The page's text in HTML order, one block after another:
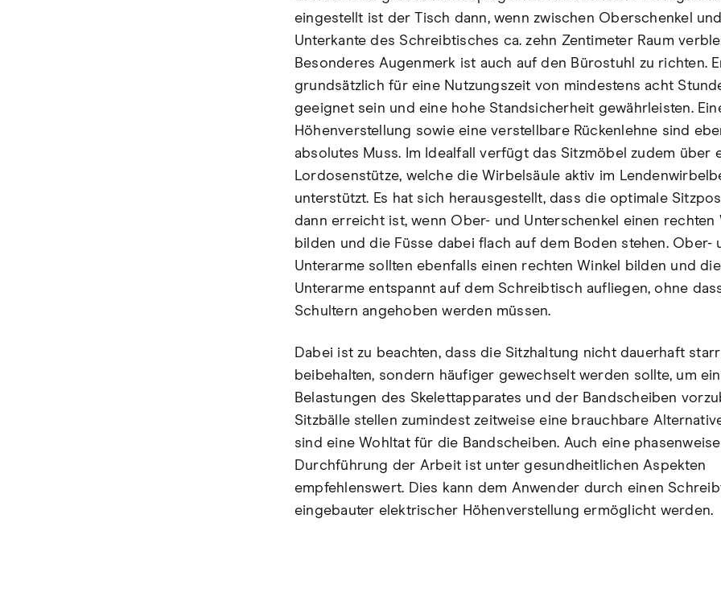
eingestellt ist der Tisch dann, wenn zwischen Oberschenkel und
Unterkante des Schreibtisches ca. zehn Zentimeter Raum
Besonderes Augenmerk ist auch auf den Bürostuhl zu richten.
grundsätzlich für eine Nutzungszeit von mindestens acht
geeignet sein und eine hohe Standsicherheit gewährleisten.
Höhenverstellung sowie eine verstellbare Rückenlehne sind
absolutes Muss. Im Idealfall verfügt das Sitzmöbel zudem über
Lordosenstütze, welche die Wirbelsäule aktiv im
unterstützt. Es hat sich herausgestellt, dass die optimale
dann erreicht ist, wenn Ober- und Unterschenkel einen rechten
bilden und die Füsse dabei flach auf dem Boden stehen. Ober-
Unterarme sollten ebenfalls einen rechten Winkel bilden und die
Unterarme entspannt auf dem Schreibtisch aufliegen, ohne
Schultern angehoben werden müssen.
Dabei ist zu beachten, dass die Sitzhaltung nicht dauerhaft starr
beibehalten, sondern häufiger gewechselt werden sollte, um
Belastungen des Skelettapparates und der Bandscheiben
Sitzbälle stellen zumindest zeitweise eine brauchbare
sind eine Wohltat für die Bandscheiben. Auch eine
Durchführung der Arbeit ist unter gesundheitlichen Aspekten
empfehlenswert. Dies kann dem Anwender durch einen
eingebauter elektrischer Höhenverstellung ermöglicht werden.